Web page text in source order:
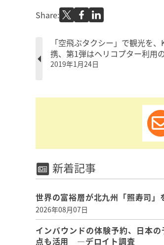
Share:
「空飛ぶタクシー」で観光を
携、第1弾はヘリコプター利用
2019年1月24日
新着記事
世界の富裕層が北九州「照寿司」
2026年08月07日
インバウンドの体験予約、日本
点も活用 ―デロイト調査